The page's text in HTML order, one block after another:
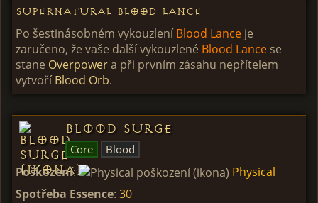
Supernatural Blood Lance
Po šestinásobném vykouzleníBlood Lance je
zaručeno, že vaše další vykouzlené Blood Lance se
stane Overpowera při prvním zásahu nepřítelem
vytvoříBlood Orb.
Blood Surge
Core Blood
Poškození:
Physical
Spotřeba Essence: 30